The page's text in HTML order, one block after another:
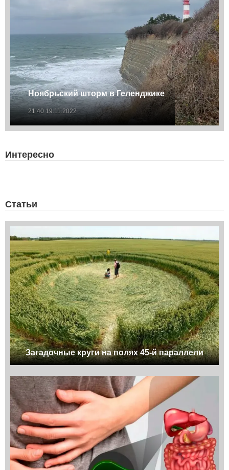
Ноябрьский шторм в Геленджике
21:40 19.11.2022
Интересно
Статьи
Загадочные круги на полях 45-й параллели